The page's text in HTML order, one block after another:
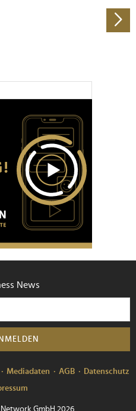
Ihrer Nutzung der Dienste
News
Mediadaten AGB
Datenschutz